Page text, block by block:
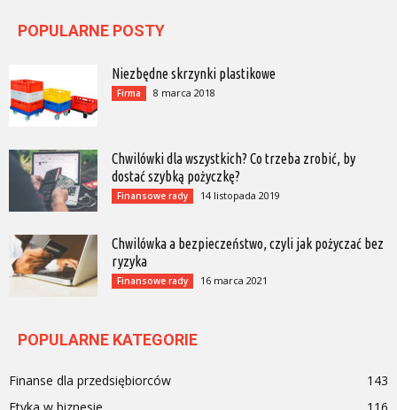
POPULARNE POSTY
Niezbędne skrzynki plastikowe
Firma 8 marca 2018
Chwilówki dla wszystkich? Co trzeba zrobić, by
dostać szybką pożyczkę?
Finansowe rady 14 listopada 2019
Chwilówka a bezpieczeństwo, czyli jak pożyczać bez
ryzyka
Finansowe rady 16 marca 2021
POPULARNE KATEGORIE
Finanse dla przedsiębiorców
143